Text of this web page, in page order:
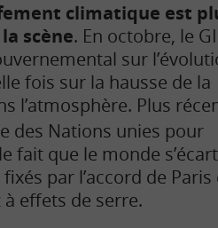
climatique est
scène. En octobre, le
sur
fois sur la hausse de la
l’atmosphère. Plus
des Nations unies pour
fait que le monde
par l’accord de Paris
à effets de serre.